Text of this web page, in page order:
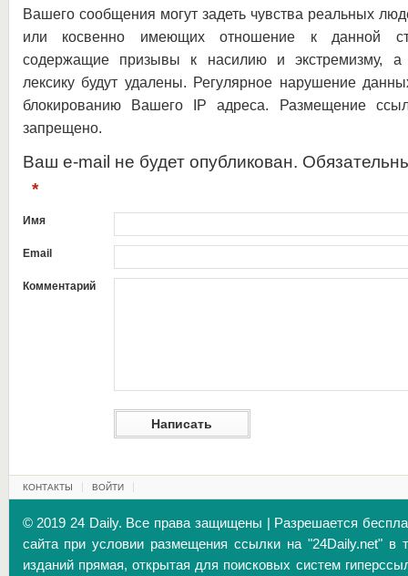
Вашего сообщения могут задеть чувства реальных
или косвенно имеющих отношение к данной
содержащие призывы к насилию и экстремизму, а
лексику будут удалены. Регулярное нарушение
блокированию Вашего IP адреса. Размещение
запрещено.
Ваш e-mail не будет опубликован.
*
Имя
Email
Комментарий
КОНТАКТЫ ВОЙТИ
© 2019 24 Daily. Все права защищены | Разрешается
сайта при условии размещения ссылки на "24Daily.net" в
изданий прямая, открытая для поисковых систем